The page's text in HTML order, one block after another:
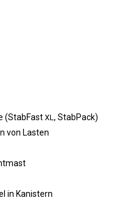
(Stab­Fast XL , StabPack)
von Lasten
in Kanistern